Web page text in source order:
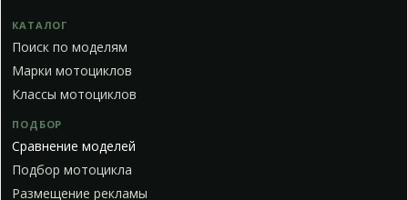
КАТАЛОГ
Поиск по моделям
Марки мотоциклов
Классы мотоциклов
ПОДБОР
Сравнение моделей
Подбор мотоцикла
Размещение рекламы